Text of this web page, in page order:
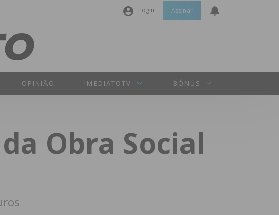
Login
Senha
INICIAR SESSÃO
Assinar
OPINIÃO IMEDIATOTV BÓNUS
Obra Social